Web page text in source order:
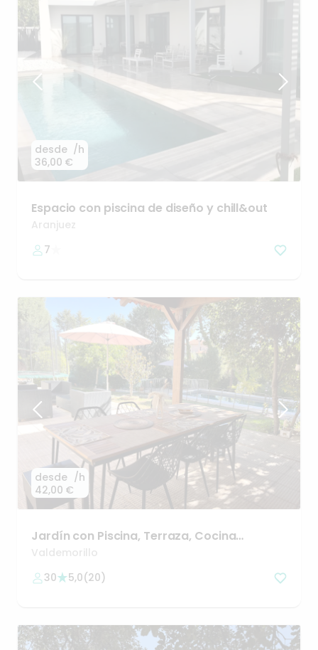
desde
36,00 €
/h
Espacio con piscina de diseño y chill&out
Aranjuez
7
desde
42,00 €
/h
Jardín con Piscina​,​ Terraza​,​ Cocina
completa
Valdemorillo
30
5,0(20)